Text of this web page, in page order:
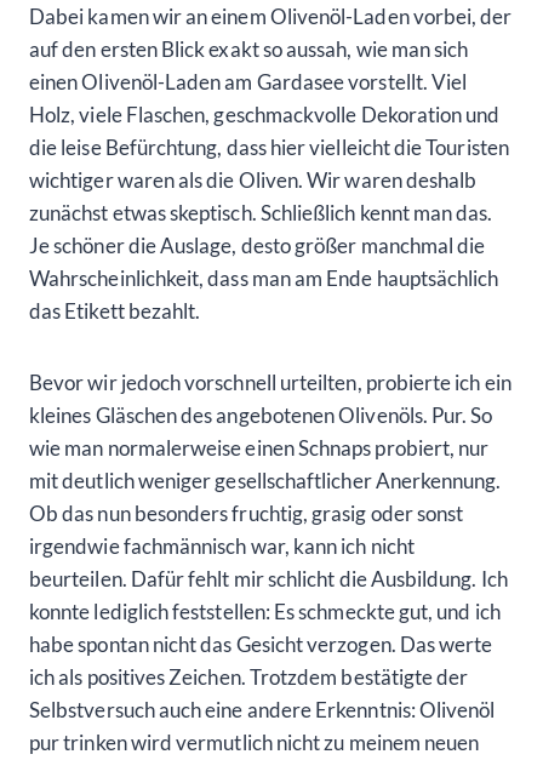
Dabei kamen wir an einem Olivenöl-Laden vorbei, der
auf den ersten Blick exakt so aussah, wie man sich
einen Olivenöl-Laden am Gardasee vorstellt. Viel
Holz, viele Flaschen, geschmackvolle Dekoration und
die leise Befürchtung, dass hier vielleicht die Touristen
wichtiger waren als die Oliven. Wir waren deshalb
zunächst etwas skeptisch. Schließlich kennt man das.
Je schöner die Auslage, desto größer manchmal die
Wahrscheinlichkeit, dass man am Ende hauptsächlich
das Etikett bezahlt.
Bevor wir jedoch vorschnell urteilten, probierte ich ein
kleines Gläschen des angebotenen Olivenöls. Pur. So
wie man normalerweise einen Schnaps probiert, nur
mit deutlich weniger gesellschaftlicher Anerkennung.
Ob das nun besonders fruchtig, grasig oder sonst
irgendwie fachmännisch war, kann ich nicht
beurteilen. Dafür fehlt mir schlicht die Ausbildung. Ich
konnte lediglich feststellen: Es schmeckte gut, und ich
habe spontan nicht das Gesicht verzogen. Das werte
ich als positives Zeichen. Trotzdem bestätigte der
Selbstversuch auch eine andere Erkenntnis: Olivenöl
pur trinken wird vermutlich nicht zu meinem neuen